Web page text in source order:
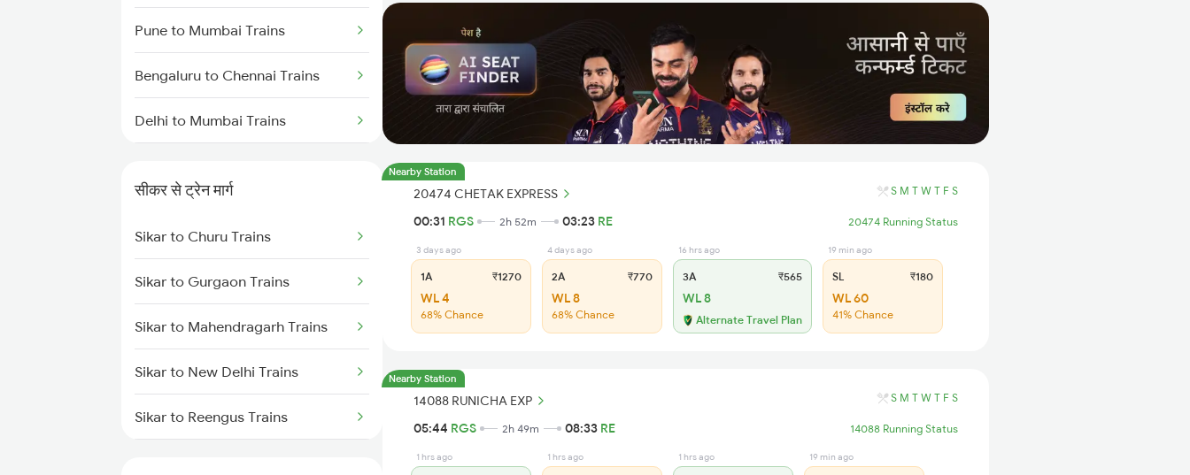
Pune to Mumbai Trains
Bengaluru to Chennai Trains
Delhi to Mumbai Trains
Mumbai to Delhi Trains
Mumbai to Goa Trains
Chennai to Coimbatore Trains
सीकर से ट्रेन मार्ग
Sikar to Churu Trains
Sikar to Gurgaon Trains
Sikar to Mahendragarh Trains
Sikar to New Delhi Trains
Sikar to Reengus Trains
Nearby Station
20474 CHETAK EXPRESS S M T W T F S
00:31 RGS 2h 52m 03:23 RE 20474 Running Status
3 days ago
1A ₹1270
WL 4
68% Chance
4 days ago
2A ₹770
WL 8
68% Chance
16 hrs ago
3A ₹565
WL 8
Alternate Travel Plan
19 min ago
SL ₹180
WL 60
41% Chance
Nearby Station
14088 RUNICHA EXP S M T W T F S
05:44 RGS 2h 49m 08:33 RE 14088 Running Status
1 hrs ago 1 hrs ago 1 hrs ago 19 min ago